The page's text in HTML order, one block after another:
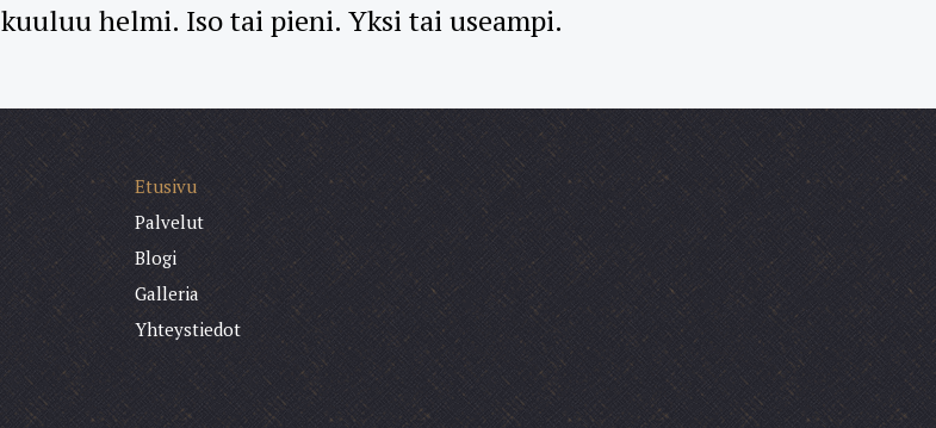
kuuluu helmi. Iso tai pieni. Yksi tai useampi.
Etusivu
Palvelut
Blogi
Galleria
Yhteystiedot